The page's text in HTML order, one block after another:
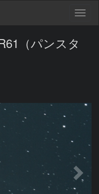
（パンスタ